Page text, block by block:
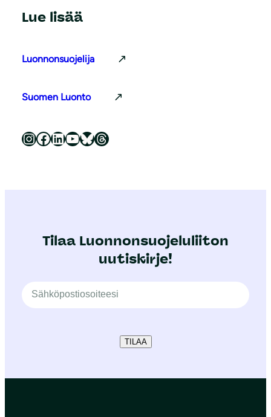
Lue lisää
Luonnonsuojelija
Suomen Luonto
Luonnonsuojeluliitto Instagramissa Luonnonsuojeluliitto Facebookissa Luonnonsuojeluliitto LinkedInissä Luonnonsuojeluliiton YouTube-kanava Luonnonsuojeluliitto Blueskyssa Luonnonsuojeluliitto Threadsissa
Tilaa Luonnonsuojeluliiton
uutiskirje!
TILAA